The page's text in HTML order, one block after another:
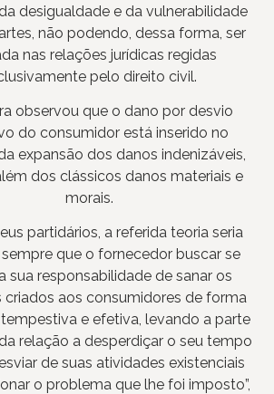
desigualdade e da vulnerabilidade
não podendo, dessa forma, ser
nas relações jurídicas regidas
pelo direito civil.
observou que o dano por desvio
do consumidor está inserido no
expansão dos danos indenizáveis,
dos clássicos danos materiais e
morais.
partidários, a referida teoria seria
que o fornecedor buscar se
sua responsabilidade de sanar os
criados aos consumidores de forma
e efetiva, levando a parte
relação a desperdiçar o seu tempo
de suas atividades existenciais
o problema que lhe foi imposto”,